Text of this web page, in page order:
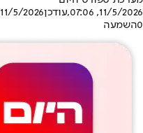
11/5/2026, 07:06
,עודכן11/5/2026, 08:00
0השמעה